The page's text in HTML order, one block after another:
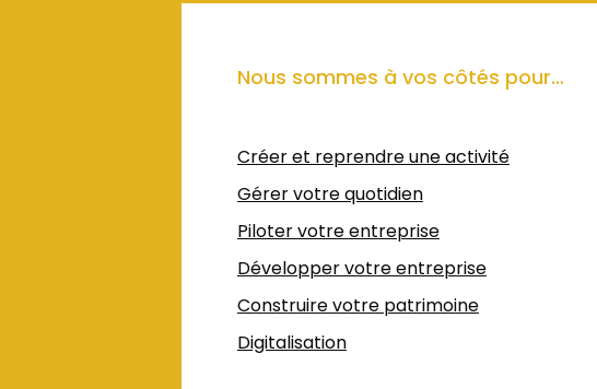
Nous sommes à vos côtés pour…
Créer et reprendre une activité
Gérer votre quotidien
Piloter votre entreprise
Développer votre entreprise
Construire votre patrimoine
Digitalisation